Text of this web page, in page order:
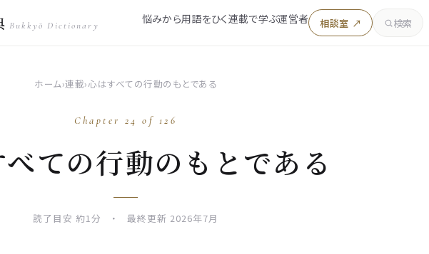
Bukkyō Dictionary 悩みから用語をひく連載で学ぶ運営者 相談室 ↗ 検索
ホーム›連載›心はすべての行動のもとである
Chapter 24 of 126
ての行動のもとである
読了目安 約1分 ・ 最終更新 2026年7月